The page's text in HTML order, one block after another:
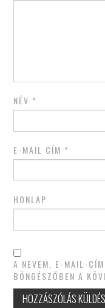
NÉV *
E-MAIL CÍM *
HONLAP
A NEVEM, E-MAIL-
BÖNGÉSZŐBEN A